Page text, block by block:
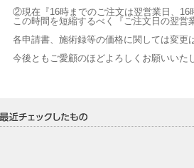
②現在『16時までのご注文は翌営業日、16
この時間を短縮するべく『ご注文日の翌営
各申請書、施術録等の価格に関しては変更
今後ともご愛顧のほどよろしくお願いいた